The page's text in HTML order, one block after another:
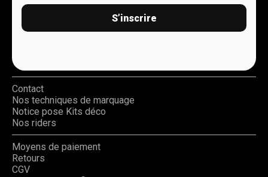
S’inscrire
Contact
Nos techniques de marquage
Notice pose Kits déco
Nos riders
Moyens de paiement
Retours
CGV